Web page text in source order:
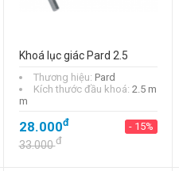
Khoá lục giác Pard 2.5
Thương hiệu: Pard
Kích thước đầu khoá: 2.5 m
m
28.000đ - 15%
33.000đ